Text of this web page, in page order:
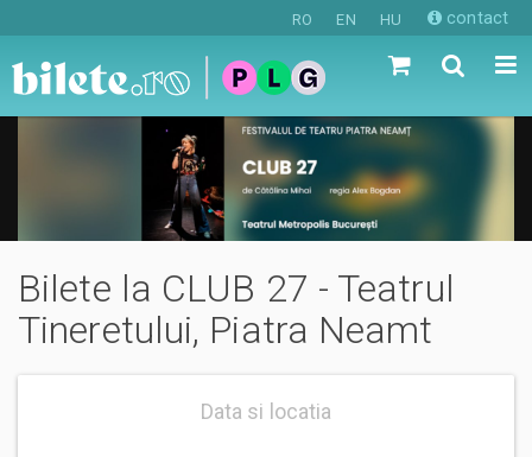
RO EN HU contact
Bilete la CLUB 27 - Teatrul
Tineretului, Piatra Neamt
Data si locatia